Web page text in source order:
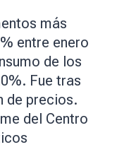
más
entre enero
de los
Fue tras
de precios.
del Centro